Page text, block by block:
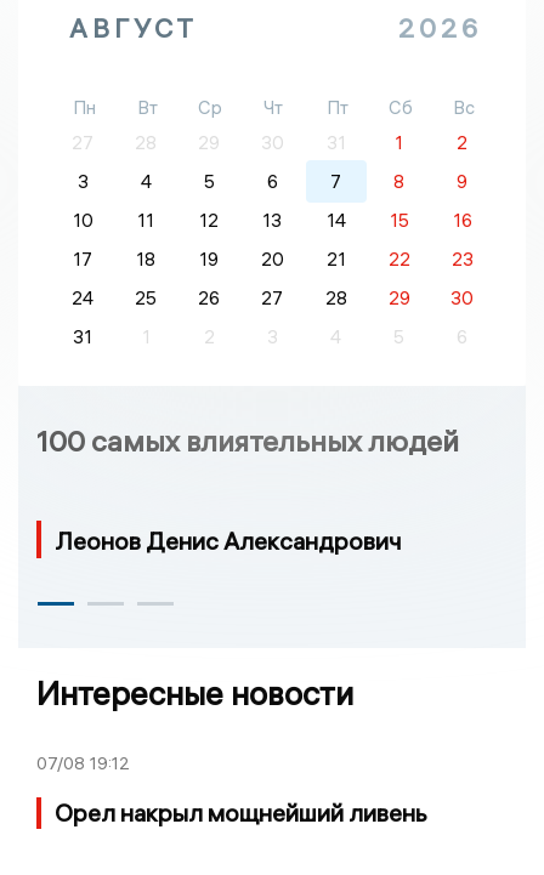
АВГУСТ 2026
Пн Вт Ср Чт Пт Сб
Вс
27
28 29 30 31 1
2
3
4 5 6 7 8
9
10
11 12 13 14 15
16
17
18 19 20 21 22
23
24
25 26 27 28 29
30
31
1 2 3 4 5 6
100 самых влиятельных людей
Леонов Денис Александрович
Интересные новости
07/08 19:12
Орел накрыл мощнейший ливень